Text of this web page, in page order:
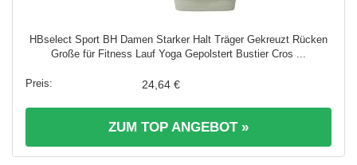
HBselect Sport BH Damen Starker Halt Träger Gekreuzt Rücken
Große für Fitness Lauf Yoga Gepolstert Bustier Cros ...
24,64 €
ZUM TOP ANGEBOT »